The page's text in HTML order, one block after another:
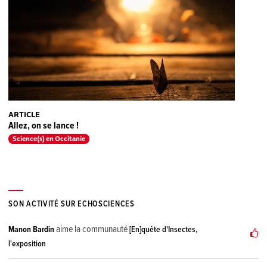
ARTICLE
Allez, on se lance !
Science(s) en Occitanie
SON ACTIVITÉ SUR ECHOSCIENCES
Manon Bardinaime la communauté[En]quête d'Insectes,
l'exposition